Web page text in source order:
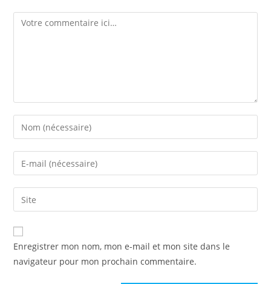
Comment
Enter
your
name
comment
Enter
your
email
address
comment
Enter
your
website
URL
(optional)
Enregistrer mon nom, mon e-mail et mon site dans le
navigateur pour mon prochain commentaire.